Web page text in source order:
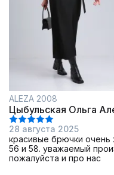
ALEZA 2008
Цыбульская Ольга
28 августа 2025
красивые брючки очень
56 и 58. уважаемый
пожалуйста и про нас